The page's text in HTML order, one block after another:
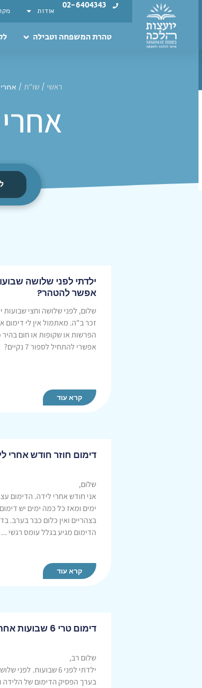
02-6404343 אודות
טהרת המשפחה וטבילה
ראשי /שו"ת /
ילדתי לפני שלושה
אפשר להטהר?
שלום, לפני שלושה וחצי שבועות
זכר ב"ה. מאתמול אין לי דימום
הפרשות או שקופות או חום בהיר
אפשרי להתחיל לספור 7 נקיים?
קרא עוד
דימום חוזר חודש אחרי
שלום,
אני חודש אחרי לידה. הדימום
ימים ומאז כל כמה ימים יש
בצהריים ואין כלום כבר בערב.
הדימום מגיע בגלל עומס רגשי ...
קרא עוד
דימום טרי 6 שבועות אחרי לידה
שלום רב,
ילדתי לפני 6 שבועות.
בערך הפסיק הדימום של הלידה